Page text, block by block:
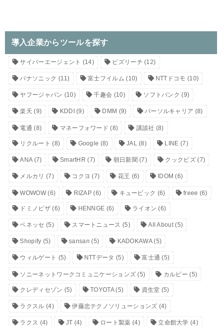
導入企業からツールを探す
サイバーエージェント (14) ビズリーチ (12)
パナソニック (11) 富士フイルム (10) NTTドコモ (10)
ヤフージャパン (10) 千趣会 (10) ソフトバンク (9)
楽天 (9) KDDI (9) DMM (9) パーソルキャリア (8)
電通 (8) マネーフォワード (8) 講談社 (8)
リクルート (8) Google (8) JAL(8) LINE (7)
ANA(7) SmartHR (7) 朝日新聞 (7) クックビズ(7)
メルカリ (7) コクヨ (7) 花王 (6) IDOM (6)
WOWOW(6) RIZAP (6) キュービック (6) freee (6)
ドミノピザ(6) HENNGE (6) ライオン (6)
ベネッセ (5) スマートニュース (5) All About(5)
Shopify (5) sansan (5) KADOKAWA(5)
ウィルゲート (5) NTTデータ (5) 富士通 (5)
ソニーネットワークコミュニケーションズ (5) カルビー (5)
クレディセゾン (5) TOYOTA(5) 資生堂 (5)
ラクスル (4) 伊藤忠テクノソリューションズ (4)
ラクス (4) JT (4) ロート製薬 (4) 立命館大学 (4)